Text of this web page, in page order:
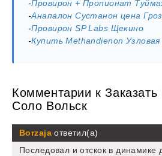
-Провирон + Пропионат
-Анапалон Сустанон цена
-Провирон SP Labs Щекино
-Купить Methandienon Узловая
Комментарии к Заказать
Соло Вольск
Borzajaответил(а)
Последовал и отскок в динамике